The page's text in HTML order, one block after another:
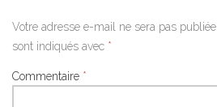
Votre adresse e-mail ne sera pas publiée.
sont indiqués avec *
Commentaire *